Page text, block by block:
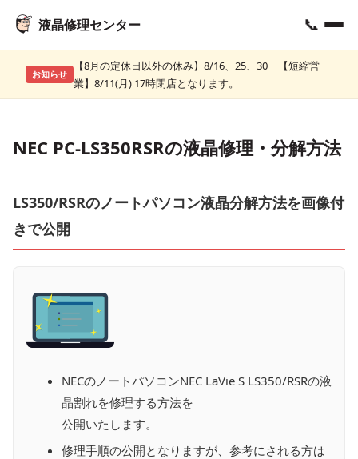
液晶修理センター 📞
お知らせ
【8月の定休日以外の休み】8/16、25、30 【短縮営
業】8/11(月) 17時閉店となります。
NEC PC-LS350RSRの液晶修理・分解方法
LS350/RSRのノートパソコン液晶分解方法を画像付
きで公開
NECのノートパソコンNEC LaVie S LS350/RSRの液
晶割れを修理する方法を
公開いたします。
修理手順の公開となりますが、参考にされる方は